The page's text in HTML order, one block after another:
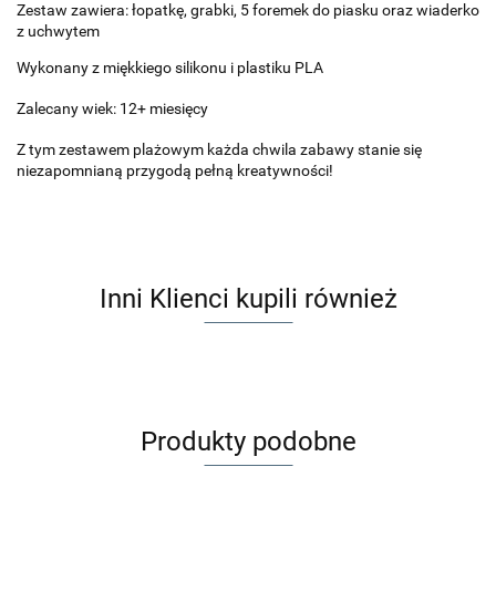
Zestaw zawiera: łopatkę, grabki, 5 foremek do piasku oraz wiaderko
z uchwytem
Wykonany z miękkiego silikonu i plastiku PLA
Zalecany wiek: 12+ miesięcy
Z tym zestawem plażowym każda chwila zabawy stanie się
niezapomnianą przygodą pełną kreatywności!
Inni Klienci kupili również
Produkty podobne